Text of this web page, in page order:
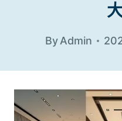
ByAdmin